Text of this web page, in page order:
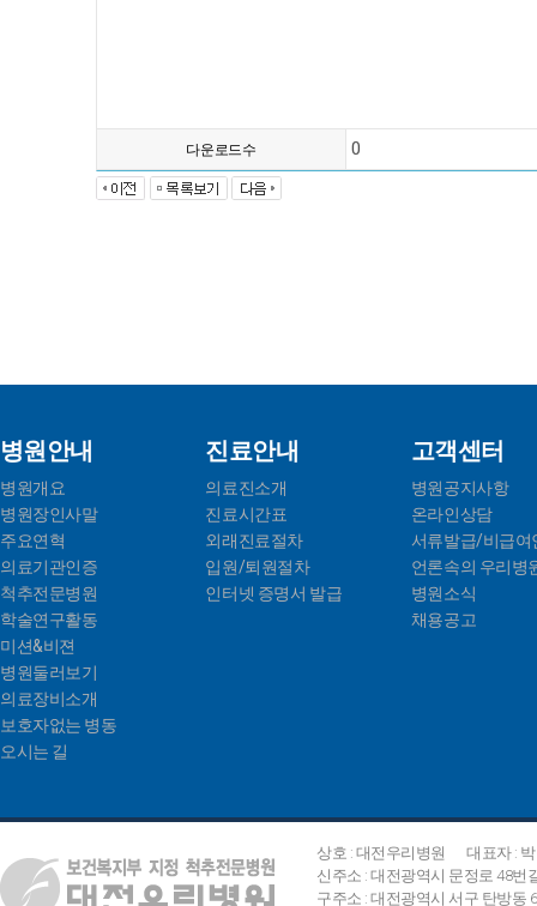
다운로드수 0
병원안내
병원개요
병원장인사말
주요연혁
의료기관인증
척추전문병원
학술연구활동
미션&비젼
병원둘러보기
의료장비소개
보호자없는 병동
오시는 길
진료안내
의료진소개
진료시간표
외래진료절차
입원/퇴원절차
인터넷 증명서 발급
고객센터
병원공지사항
온라인상담
서류발급/비급여
언론속의 우리병
병원소식
채용공고
상호 : 대전우리병원
대표자 :
신주소 : 대전광역시 문정로 48번
구주소 : 대전광역시 서구 탄방동